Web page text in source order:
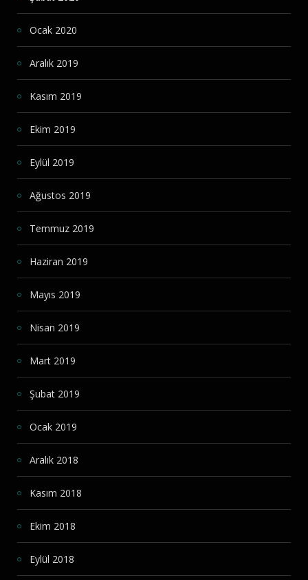
Ocak 2020
Aralık 2019
Kasım 2019
Ekim 2019
Eylül 2019
Ağustos 2019
Temmuz 2019
Haziran 2019
Mayıs 2019
Nisan 2019
Mart 2019
Şubat 2019
Ocak 2019
Aralık 2018
Kasım 2018
Ekim 2018
Eylül 2018